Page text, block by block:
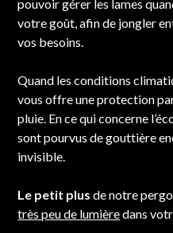
pouvoir gérer les lames
votre goût, afin de jongler
vos besoins.
Quand les conditions
vous offre une protection
pluie. En ce qui concerne
sont pourvus de gouttière
invisible.
Le petit plus de notre
très peu de lumièredans